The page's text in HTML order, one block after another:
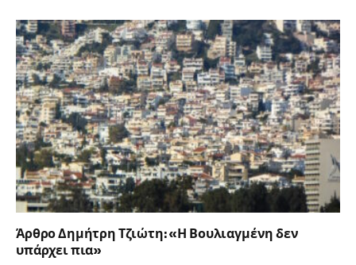
Άρθρο Δημήτρη Τζιώτη: «Η Βουλιαγμένη δεν
υπάρχει πια»